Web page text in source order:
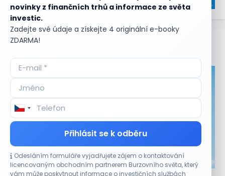
novinky z finančních trhů a informace ze světa
investic.
Zadejte své údaje a získejte 4 originální e-booky
ZDARMA!
Přihlásit se k odběru
Odesláním formuláře vyjadřujete zájem o kontaktování
licencovaným obchodním partnerem Burzovního světa, který
vám může poskytnout informace o investičních službách
Aktuální
CO HÝBE TRHEM